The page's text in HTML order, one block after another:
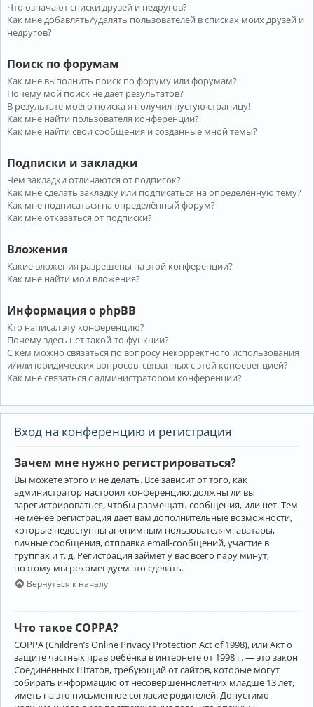
Что означают списки друзей и недругов?
Как мне добавлять/удалять пользователей в списках моих друзей и
недругов?
Поиск по форумам
Как мне выполнить поиск по форуму или форумам?
Почему мой поиск не даёт результатов?
В результате моего поиска я получил пустую страницу!
Как мне найти пользователя конференции?
Как мне найти свои сообщения и созданные мной темы?
Подписки и закладки
Чем закладки отличаются от подписок?
Как мне сделать закладку или подписаться на определённую тему?
Как мне подписаться на определённый форум?
Как мне отказаться от подписки?
Вложения
Какие вложения разрешены на этой конференции?
Как мне найти мои вложения?
Информация о phpBB
Кто написал эту конференцию?
Почему здесь нет такой-то функции?
С кем можно связаться по вопросу некорректного использования
и/или юридических вопросов, связанных с этой конференцией?
Как мне связаться с администратором конференции?
Вход на конференцию и регистрация
Зачем мне нужно регистрироваться?
Вы можете этого и не делать. Всё зависит от того, как
администратор настроил конференцию: должны ли вы
зарегистрироваться, чтобы размещать сообщения, или нет. Тем
не менее регистрация даёт вам дополнительные возможности,
которые недоступны анонимным пользователям: аватары,
личные сообщения, отправка email-сообщений, участие в
группах и т. д. Регистрация займёт у вас всего пару минут,
поэтому мы рекомендуем это сделать.
Вернуться к началу
Что такое COPPA?
COPPA (Children’s Online Privacy Protection Act of 1998), или Акт о
защите частных прав ребёнка в интернете от 1998 г. — это закон
Соединённых Штатов, требующий от сайтов, которые могут
собирать информацию от несовершеннолетних младше 13 лет,
иметь на это письменное согласие родителей. Допустимо